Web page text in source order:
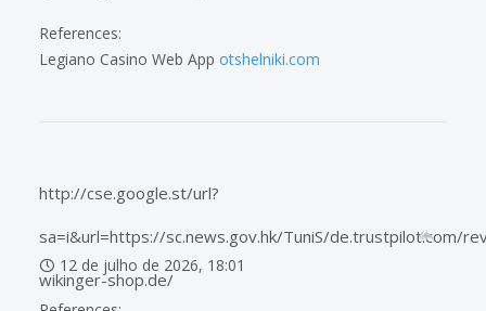
References:
Legiano Casino Web App otshelniki.com
http://cse.google.st/url?
sa=i&url=https://sc.news.gov.hk/TuniS/de.trustpilot.com/
wikinger-shop.de/
12 de julho de 2026, 18:01